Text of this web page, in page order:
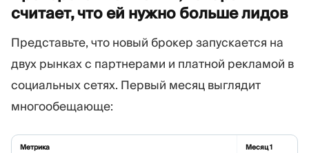
считает, что ей нужно большелидов
Представьте, что новый брокер запускается на
двух рынках с партнерами и платной рекламой в
социальных сетях. Первый месяц выглядит
многообещающе:
Метрика Месяц 1